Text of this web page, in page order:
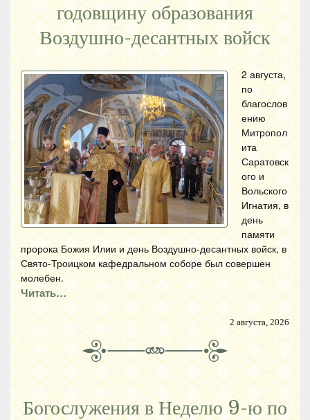
годовщину образования
Воздушно-десантных войск
2 августа,
по
благослов
ению
Митропол
ита
Саратовск
ого и
Вольского
Игнатия, в
день
памяти
пророка Божия Илии и день Воздушно-десантных войск, в
Свято-Троицком кафедральном соборе был совершен
молебен.
Читать…
2 августа, 2026
Богослужения в Неделю 9-ю по